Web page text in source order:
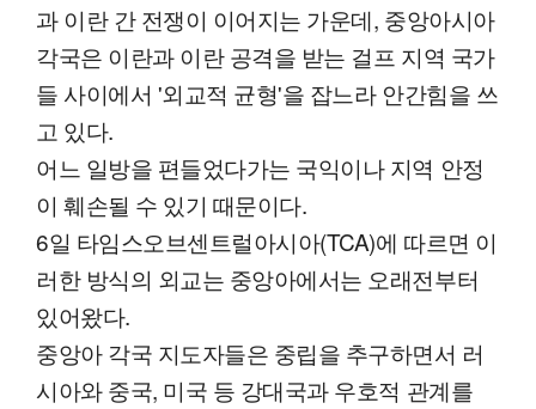
과 이란 간 전쟁이 이어지는 가운데, 중앙아시아
각국은 이란과 이란 공격을 받는 걸프 지역 국가
들 사이에서 '외교적 균형'을 잡느라 안간힘을 쓰
고 있다.
어느 일방을 편들었다가는 국익이나 지역 안정
이 훼손될 수 있기 때문이다.
6일 타임스오브센트럴아시아(TCA)에 따르면 이
러한 방식의 외교는 중앙아에서는 오래전부터
있어왔다.
중앙아 각국 지도자들은 중립을 추구하면서 러
시아와 중국, 미국 등 강대국과 우호적 관계를